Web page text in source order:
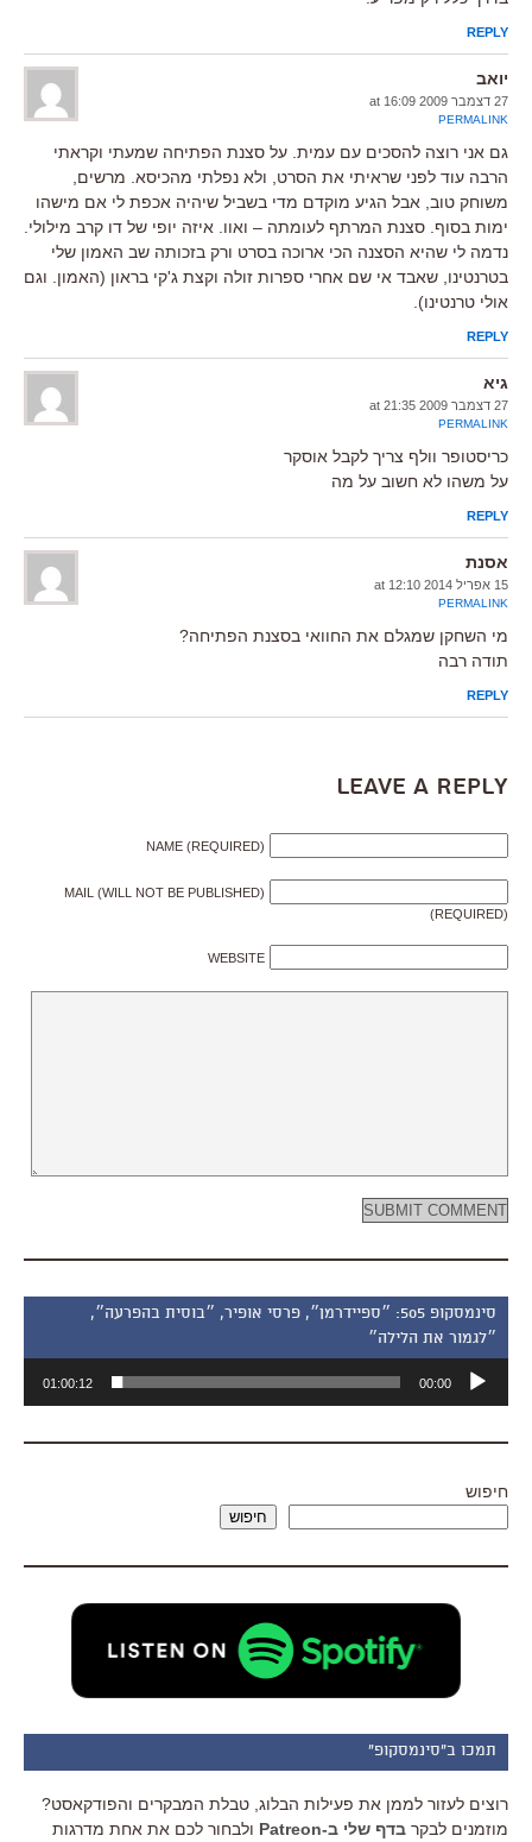
REPLY
יואב
27 דצמבר 2009 at 16:09
PERMALINK
גם אני רוצה להסכים עם עמית. על סצנת הפתיחה שמעתי וקראתי
הרבה עוד לפני שראיתי את הסרט, ולא נפלתי מהכיסא. מרשים,
משוחק טוב, אבל הגיע מוקדם מדי בשביל שיהיה אכפת לי אם מישהו
ימות בסוף. סצנת המרתף לעומתה – ואוו. איזה יופי של דו קרב מילולי.
נדמה לי שהיא הסצנה הכי ארוכה בסרט ורק בזכותה שב האמון שלי
בטרנטינו, שאבד אי שם אחרי ספרות זולה וקצת ג'קי בראון (האמון. וגם
אולי טרנטינו).
REPLY
גיא
27 דצמבר 2009 at 21:35
PERMALINK
כריסטופר וולף צריך לקבל אוסקר
על משהו לא חשוב על מה
REPLY
אסנת
15 אפריל 2014 at 12:10
PERMALINK
מי השחקן שמגלם את החוואי בסצנת הפתיחה?
תודה רבה
REPLY
Leave a Reply
NAME (REQUIRED)
MAIL (WILL NOT BE PUBLISHED)
(REQUIRED)
WEBSITE
סינמסקופ 505: ״ספיידרמן״, פרסי אופיר, ״בוסית בהפרעה״,
״לגמור את הלילה״
אודיו
00:00
01:00:12
חיפוש
חיפוש
תמכו ב"סינמסקופ"
רוצים לעזור לממן את פעילות הבלוג, טבלת המבקרים והפודקאסט?
מוזמנים לבקר בדף שלי ב-Patreon
ולבחור לכם את אחת מדרגות